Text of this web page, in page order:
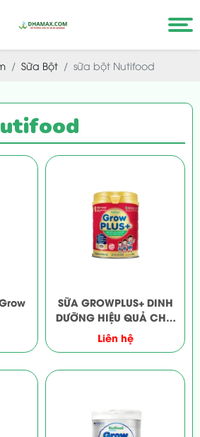
Sữa Bột sữa bột Nutifood
SỮA GROWPLUS+ DINH
DƯỠNG HIỆU QUẢ CHO
TRẺ SUY DINH DƯỠNG,
THẤP CÒI
Liên hệ